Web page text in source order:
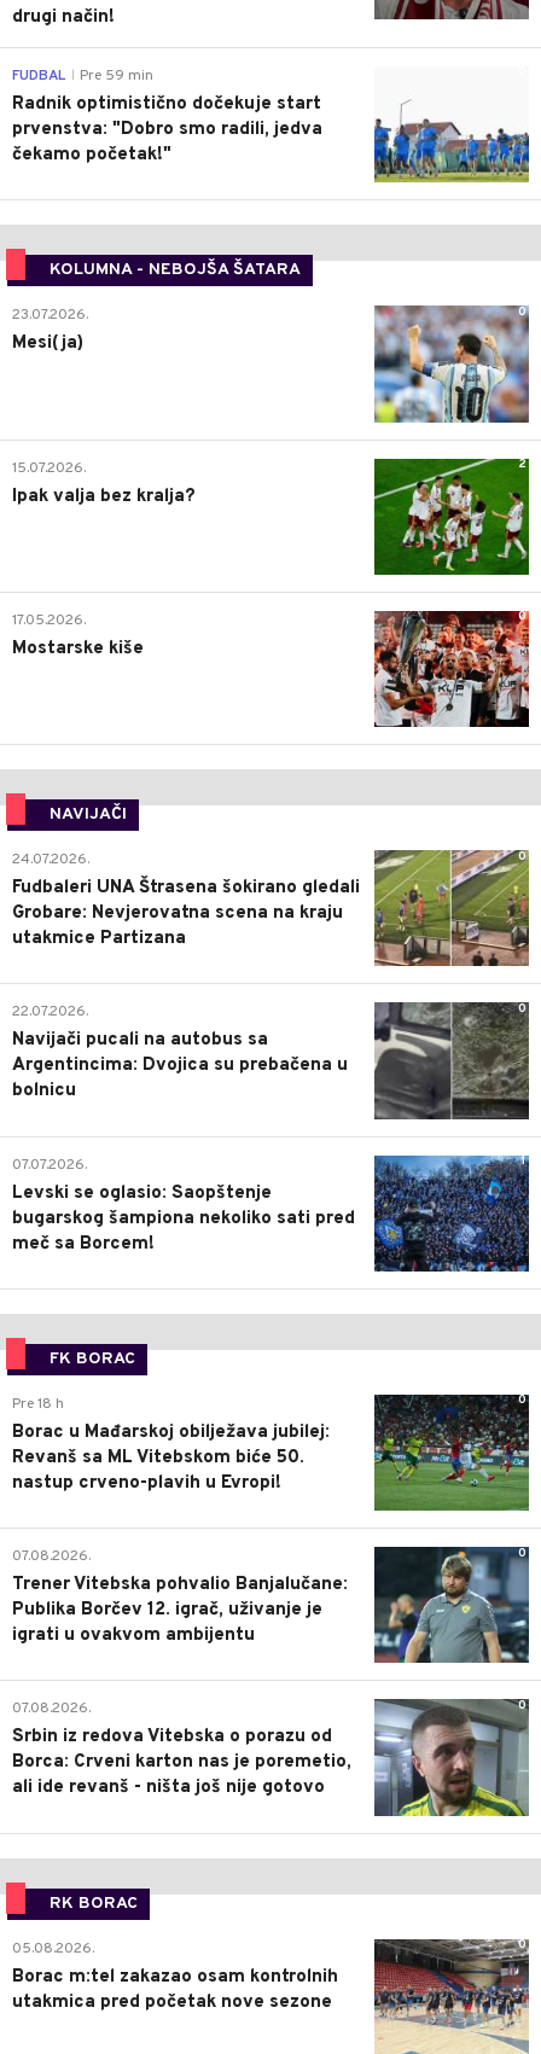
drugi način!
FUDBAL Pre 59 min
Radnik optimistično dočekuje start
prvenstva: "Dobro smo radili, jedva
čekamo početak!"
KOLUMNA - NEBOJŠA ŠATARA
0
23.07.2026.
Mesi(ja)
2
15.07.2026.
Ipak valja bez kralja?
0
17.05.2026.
Mostarske kiše
NAVIJAČI
0
24.07.2026.
Fudbaleri UNA Štrasena šokirano gledali
Grobare: Nevjerovatna scena na kraju
utakmice Partizana
0
22.07.2026.
Navijači pucali na autobus sa
Argentincima: Dvojica su prebačena u
bolnicu
1
07.07.2026.
Levski se oglasio: Saopštenje
bugarskog šampiona nekoliko sati pred
meč sa Borcem!
FK BORAC
0
Pre 18 h
Borac u Mađarskoj obilježava jubilej:
Revanš sa ML Vitebskom biće 50.
nastup crveno-plavih u Evropi!
0
07.08.2026.
Trener Vitebska pohvalio Banjalučane:
Publika Borčev 12. igrač, uživanje je
igrati u ovakvom ambijentu
0
07.08.2026.
Srbin iz redova Vitebska o porazu od
Borca: Crveni karton nas je poremetio,
ali ide revanš - ništa još nije gotovo
RK BORAC
0
05.08.2026.
Borac m:tel zakazao osam kontrolnih
utakmica pred početak nove sezone